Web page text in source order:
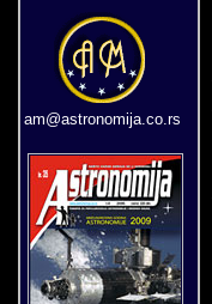
am@astronomija.co.rs